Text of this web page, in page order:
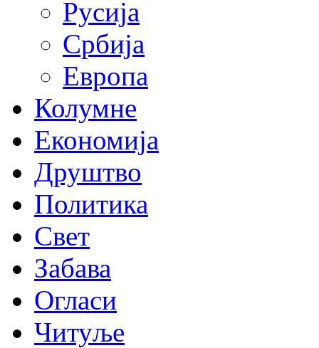
Русија
Србија
Европа
Колумне
Економија
Друштво
Политика
Свет
Забава
Огласи
Читуље